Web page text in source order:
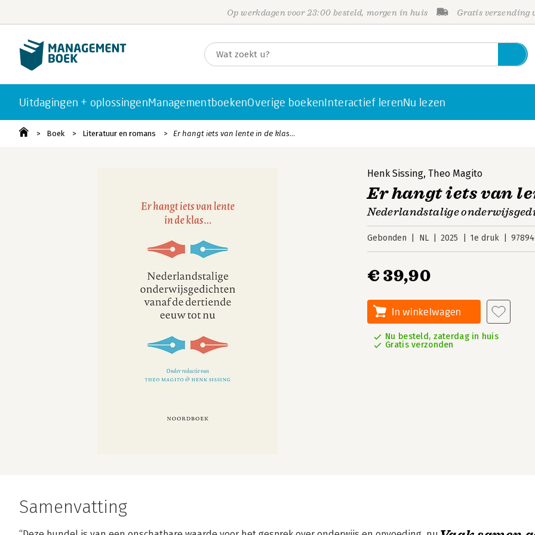
Op werkdagen voor 23:00 besteld, morgen in huis Gratis verzending
Uitdagingen + oplossingenManagementboekenOverige boekenInteractief lerenNu lezen
Boek Literatuur en romans Er hangt iets van lente in de klas...
Henk Sissing,Theo Magito
Er hangt iets van
Nederlandstalige
Gebonden NL 2025 1e druk
€ 39,90
In winkelwagen
Nu besteld, zaterdag in huis
Gratis verzonden
Samenvatting